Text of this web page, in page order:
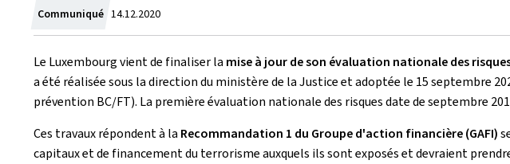
Communiqué Crée
le
14.12.2020
Le Luxembourg vient de finaliser la mise à jour de son évaluation nationale des
a été réalisée sous la direction du ministère de la Justice et adoptée le 15 septembre
prévention BC/FT). La première évaluation nationale des risques date de septembre
Ces travaux répondent à la Recommandation 1 du Groupe d'action financière (GAFI)
capitaux et de financement du terrorisme auxquels ils sont exposés et devraient